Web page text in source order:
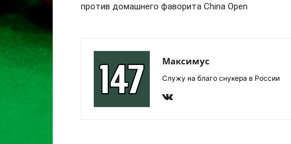
против домашнего фаворита China Open
Максимус
Служу на благо снукера в России